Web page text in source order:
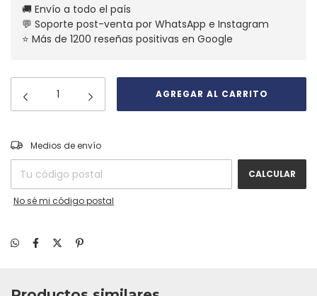
🚚 Envío a todo el país
💬 Soporte post-venta por WhatsApp e Instagram
⭐ Más de 1200 reseñas positivas en Google
Entregas para el CP:
Medios de envío
CALCULAR
No sé mi código postal